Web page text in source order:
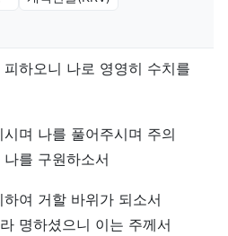
한글(KRV))
하오니 나로 영영히 수치를
며 나를 풀어주시며 주의
를 구원하소서
여 거할 바위가 되소서
명하셨으니 이는 주께서